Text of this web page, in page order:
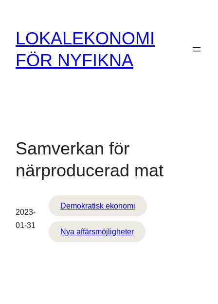
innehåll
LOKALEKONOMI
FÖR NYFIKNA
Samverkan för
närproducerad mat
2023-
01-31
Demokratisk ekonomi
Nya affärsmöjligheter